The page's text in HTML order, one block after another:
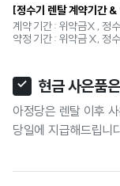
[정수기 렌탈 계약기간
계약 기간 : 위약금X , 정
약정 기간 : 위약금 X, 정
현금 사은품
아정당은 렌탈 이후
당일에 지급해드립니